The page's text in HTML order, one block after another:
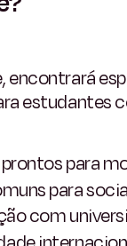
encontrará
estudantes
para
para
com